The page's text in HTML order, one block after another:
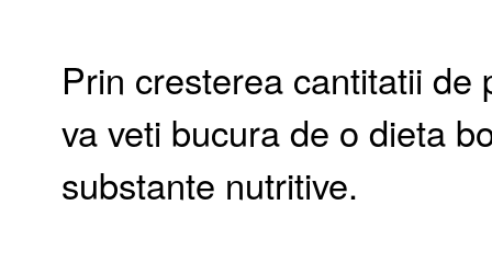
Prin cresterea cantitatii
va veti bucura de o dieta
substante nutritive.